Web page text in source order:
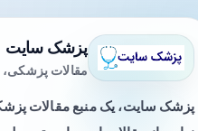
پزشک سایت
مقالات
پزشک سایت، یک منبع مقالات